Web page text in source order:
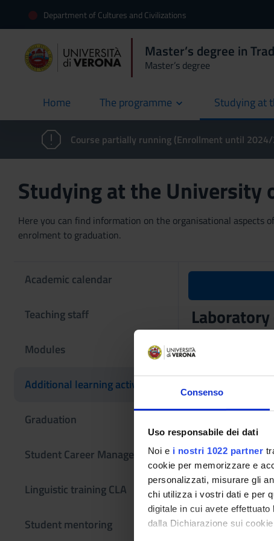
Consenso
Uso responsabile dei dati
Noi e i nostri 1022 partner
cookie per memorizzare e
personalizzati, misurare gli
chi utilizza i vostri dati e per
digitale in cui avete
dalla Dichiarazione sui
Department of Cultures and Civilizations
Master’s degree in
Master’s degree
Home
current The programme Studying at
Course partially running (Enrollment until
Studying at the University
Here you can find information on the organisational
enrolment to graduation.
Academic calendar
Teaching staff
Modules
Additional learning activities
Graduation
Student Career Management
Linguistic training CLA
Student mentoring
4S000655
The course is given